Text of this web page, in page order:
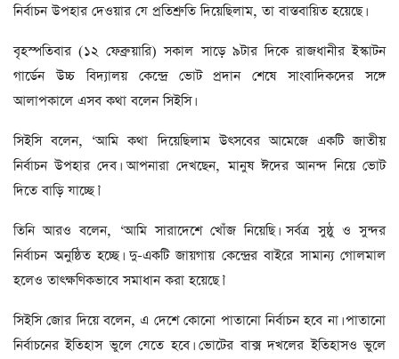
নির্বাচন উপহার দেওয়ার যে প্রতিশ্রুতি দিয়েছিলাম, তা বাস্তবায়িত হয়েছে।
বৃহস্পতিবার (১২ ফেব্রুয়ারি) সকাল সাড়ে ৯টার দিকে রাজধানীর ইস্কাটন
গার্ডেন উচ্চ বিদ্যালয় কেন্দ্রে ভোট প্রদান শেষে সাংবাদিকদের সঙ্গে
আলাপকালে এসব কথা বলেন সিইসি।
সিইসি বলেন, ‘আমি কথা দিয়েছিলাম উৎসবের আমেজে একটি জাতীয়
নির্বাচন উপহার দেব। আপনারা দেখছেন, মানুষ ঈদের আনন্দ নিয়ে ভোট
দিতে বাড়ি যাচ্ছে।’
তিনি আরও বলেন, ‘আমি সারাদেশে খোঁজ নিয়েছি। সর্বত্র সুষ্ঠু ও সুন্দর
নির্বাচন অনুষ্ঠিত হচ্ছে। দু-একটি জায়গায় কেন্দ্রের বাইরে সামান্য গোলমাল
হলেও তাৎক্ষণিকভাবে সমাধান করা হয়েছে।’
সিইসি জোর দিয়ে বলেন, এ দেশে কোনো পাতানো নির্বাচন হবে না। পাতানো
নির্বাচনের ইতিহাস ভুলে যেতে হবে। ভোটের বাক্স দখলের ইতিহাসও ভুলে